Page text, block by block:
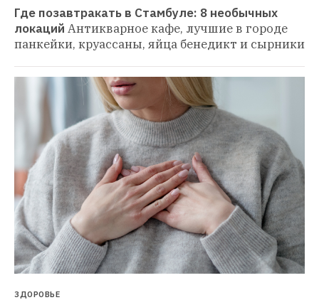
Где позавтракать в Стамбуле: 8 необычных
локаций Антикварное кафе, лучшие в городе
панкейки, круассаны, яйца бенедикт и сырники
ЗДОРОВЬЕ